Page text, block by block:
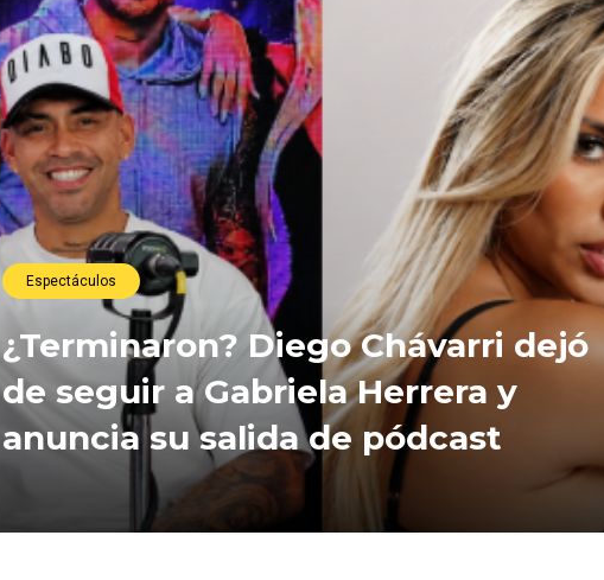
Espectáculos
¿Terminaron? Diego Chávarri dejó
de seguir a Gabriela Herrera y
anuncia su salida de pódcast